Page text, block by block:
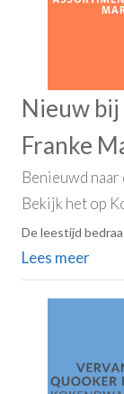
Nieuw
Franke
Benieuwd naar
Bekijk het op
De leestijd
Lees meer